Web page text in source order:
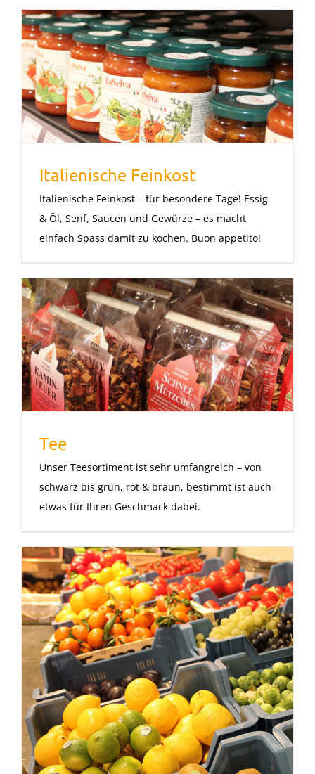
Italienische Feinkost
Italienische Feinkost – für besondere Tage! Essig
& Öl, Senf, Saucen und Gewürze – es macht
einfach Spass damit zu kochen. Buon appetito!
Tee
Unser Teesortiment ist sehr umfangreich – von
schwarz bis grün, rot & braun, bestimmt ist auch
etwas für Ihren Geschmack dabei.